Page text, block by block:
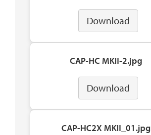
Download
CAP-HC MKII-2.jpg
Download
CAP-HC2X MKII_01.jpg